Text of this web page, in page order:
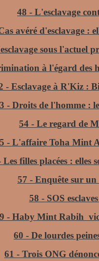
48 - L'esclavage
avéré d'esclavage :
sous l'actuel
à l'égard
- Esclavage à R'Kiz :
- Droits de l'homme :
54 - Le regard de
- L'affaire Toha Mint
Les filles placées : elles
57 - Enquête sur un
58 - SOS
- Haby Mint Rabih
60 - De lourdes
61 - Trois ONG